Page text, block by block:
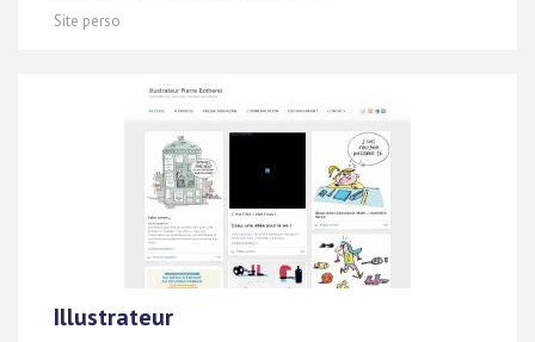
Site perso
Illustrateur